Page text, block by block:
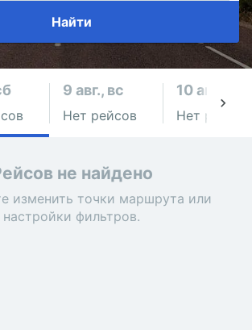
Найти
9 авг., вс
Нет рейсов
10 авг., пн
Нет рейсов
не найдено
изменить точки маршрута или
настройки фильтров.